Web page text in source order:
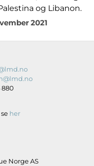
og Libanon.
2021
880
her
Norge AS